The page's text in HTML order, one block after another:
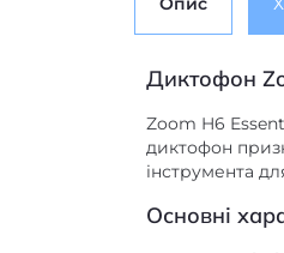
Диктофон
Zoom H6
диктофон
інструмента
Основні
Модульні